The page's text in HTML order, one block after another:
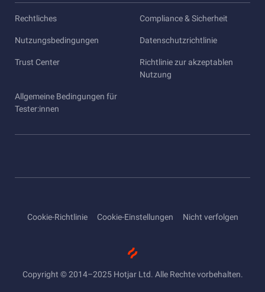
Rechtliches Compliance & Sicherheit
Nutzungsbedingungen Datenschutzrichtlinie
Trust Center
Richtlinie zur akzeptablen
Nutzung
Allgemeine Bedingungen für
Tester:innen
Copyright © 2014–2025 Hotjar Ltd. Alle Rechte vorbehalten.
Cookie-Richtlinie Cookie-Einstellungen Nicht verfolgen